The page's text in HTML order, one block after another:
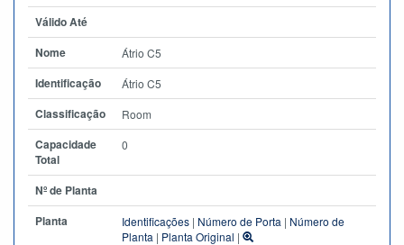
Válido Até
Nome
Átrio C5
Identificação Átrio C5
Classificação Room
Capacidade
Total
0
Nº de Planta
Planta
Identificações | Número de Porta | Número de
Planta | Planta Original |